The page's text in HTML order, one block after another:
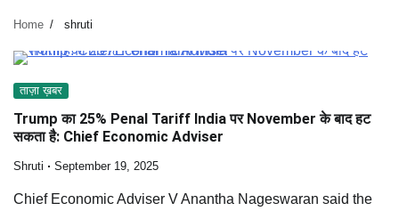
Home shruti
ताज़ा ख़बर
Trump का 25% Penal Tariff India पर November के बाद हट
सकता है: Chief Economic Adviser
Shruti September 19, 2025
Chief Economic Adviser V Anantha Nageswaran said the